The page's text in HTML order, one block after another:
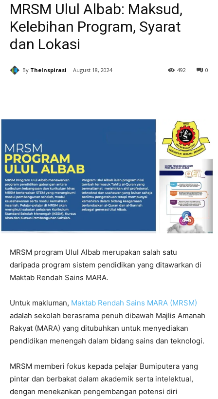
MRSM Ulul Albab: Maksud,
Kelebihan Program, Syarat
dan Lokasi
By TheInspirasi August 18, 2024 0
492
MRSM program Ulul Albab merupakan salah satu
daripada program sistem pendidikan yang ditawarkan di
Maktab Rendah Sains MARA.
Untuk makluman, Maktab Rendah Sains MARA (MRSM)
adalah sekolah berasrama penuh dibawah Majlis Amanah
Rakyat (MARA) yang ditubuhkan untuk menyediakan
pendidikan menengah dalam bidang sains dan teknologi.
MRSM memberi fokus kepada pelajar Bumiputera yang
pintar dan berbakat dalam akademik serta intelektual,
dengan menekankan pengembangan potensi diri